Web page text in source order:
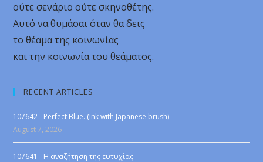
ούτε σενάριο ούτε σκηνοθέτης.
Αυτό να θυμάσαι όταν θα δεις
το θέαμα της κοινωνίας
και την κοινωνία του θεάματος.
RECENT ARTICLES
107642 - Perfect Blue. (Ink with Japanese brush)
August 7, 2026
107641 - Η αναζήτηση της ευτυχίας